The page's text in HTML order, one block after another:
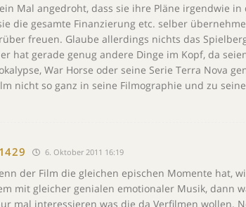
Mal angedroht, dass sie ihre Pläne irgendwie
die gesamte Finanzierung etc. selber
freuen. Glaube allerdings nichts das
hat gerade genug andere Dinge im Kopf, da
War Horse oder seine Serie Terra Nova
nicht so ganz in seine Filmographie und zu
6. Oktober 2011 16:19
der Film die gleichen epischen Momente hat,
mit gleicher genialen emotionaler Musik, dann
mal interessieren was die da Verfilmen wollen.